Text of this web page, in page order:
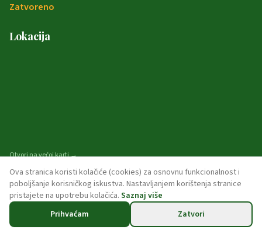
Zatvoreno
Lokacija
Otvori na većoj karti →
© 2026 opcina-garcin. Sva prava pridržana.
Politika privatnosti
Ova stranica koristi kolačiće (cookies) za osnovnu funkcionalnost i
poboljšanje korisničkog iskustva. Nastavljanjem korištenja stranice
pristajete na upotrebu kolačića. Saznaj više
Prihvaćam
Zatvori